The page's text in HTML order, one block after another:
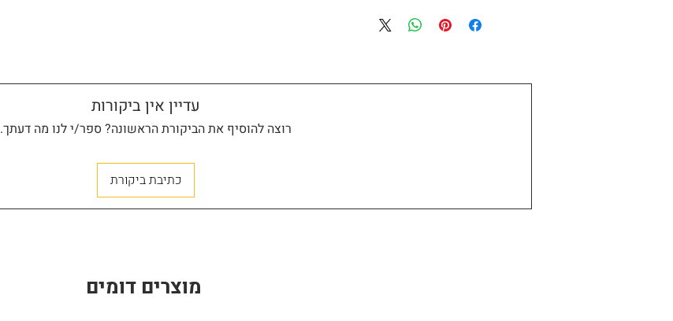
עדיין אין ביקורות
רוצה להוסיף את הביקורת הראשונה? ספר/י לנו מה דעתך.
כתיבת ביקורת
מוצרים דומים